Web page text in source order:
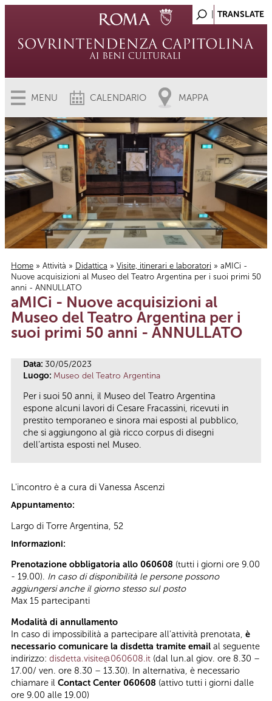
MENU CALENDARIO MAPPA
Tu sei qui
Home » Attività » Didattica » Visite, itinerari e laboratori » aMICi -
Nuove acquisizioni al Museo del Teatro Argentina per i suoi primi 50
anni - ANNULLATO
aMICi - Nuove acquisizioni al
Museo del Teatro Argentina per i
suoi primi 50 anni - ANNULLATO
Data: 30/05/2023
Luogo: Museo del Teatro Argentina
Per i suoi 50 anni, il Museo del Teatro Argentina
espone alcuni lavori di Cesare Fracassini, ricevuti in
prestito temporaneo e sinora mai esposti al pubblico,
che si aggiungono al già ricco corpus di disegni
dell’artista esposti nel Museo.
L'incontro è a cura di Vanessa Ascenzi
Appuntamento:
Largo di Torre Argentina, 52
Informazioni:
Prenotazione obbligatoria allo 060608 (tutti i giorni ore 9.00
- 19.00). In caso di disponibilità le persone possono
aggiungersi anche il giorno stesso sul posto
Max 15 partecipanti
Modalità di annullamento
In caso di impossibilità a partecipare all’attività prenotata, è
necessario comunicare la disdetta tramite email al seguente
indirizzo: disdetta.visite@060608.it (dal lun.al giov. ore 8.30 –
17.00/ ven. ore 8.30 – 13.30). In alternativa, è necessario
chiamare il Contact Center 060608 (attivo tutti i giorni dalle
ore 9.00 alle 19.00)